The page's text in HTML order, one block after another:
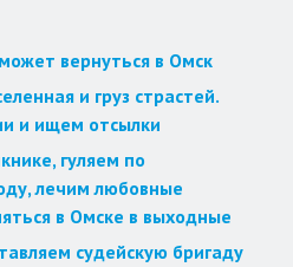
вернуться в Омск
и груз страстей.
и ищем отсылки
гуляем по
лечим любовные
в Омске в выходные
судейскую бригаду